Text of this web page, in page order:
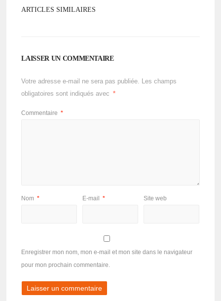
ARTICLES SIMILAIRES
LAISSER UN COMMENTAIRE
Votre adresse e-mail ne sera pas publiée. Les champs
obligatoires sont indiqués avec
*
Commentaire *
Nom * E-mail * Site web
Enregistrer mon nom, mon e-mail et mon site dans le navigateur
pour mon prochain commentaire.